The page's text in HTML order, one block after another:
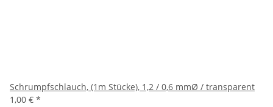
Schrumpfschlauch, (1m Stücke), 1,2 / 0,6 mmØ / transparent
1,00 € *